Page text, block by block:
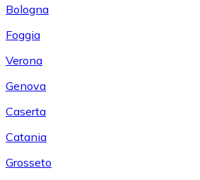
Bologna
Foggia
Verona
Genova
Caserta
Catania
Grosseto